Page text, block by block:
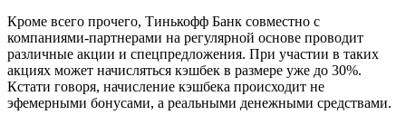
Кроме всего прочего, Тинькофф Банк совместно с
компаниями-партнерами на регулярной основе проводит
различные акции и спецпредложения. При участии в таких
акциях может начисляться кэшбек в размере уже до 30%.
Кстати говоря, начисление кэшбека происходит не
эфемерными бонусами, а реальными денежными средствами.